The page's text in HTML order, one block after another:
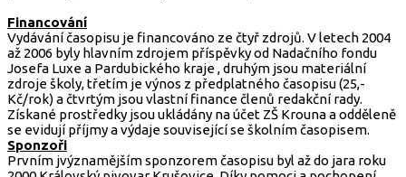
Financování
Vydávání časopisu je financováno ze čtyř zdrojů. V letech 2004
až 2006 byly hlavním zdrojem příspěvky od Nadačního fondu
Josefa Luxe a Pardubického kraje , druhým jsou materiální
zdroje školy, třetím je výnos z předplatného časopisu (25,-
Kč/rok) a čtvrtým jsou vlastní finance členů redakční rady.
Získané prostředky jsou ukládány na účet ZŠ Krouna a odděleně
se evidují příjmy a výdaje související se školním časopisem.
Sponzoři
Prvním jvýznamějším sponzorem časopisu byl až do jara roku